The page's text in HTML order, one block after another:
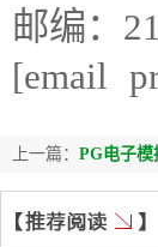
邮编：
[email
上一篇： PG电子模